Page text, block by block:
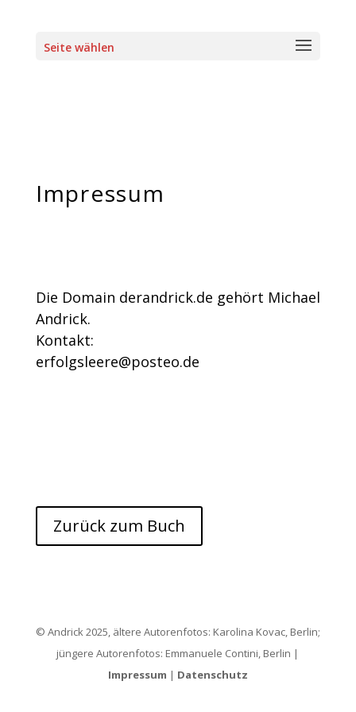
Seite wählen
Impressum
Die Domain derandrick.de gehört Michael
Andrick.
Kontakt:
erfolgsleere@posteo.de
Zurück zum Buch
© Andrick 2025, ältere Autorenfotos: Karolina Kovac, Berlin;
jüngere Autorenfotos: Emmanuele Contini, Berlin |
Impressum | Datenschutz